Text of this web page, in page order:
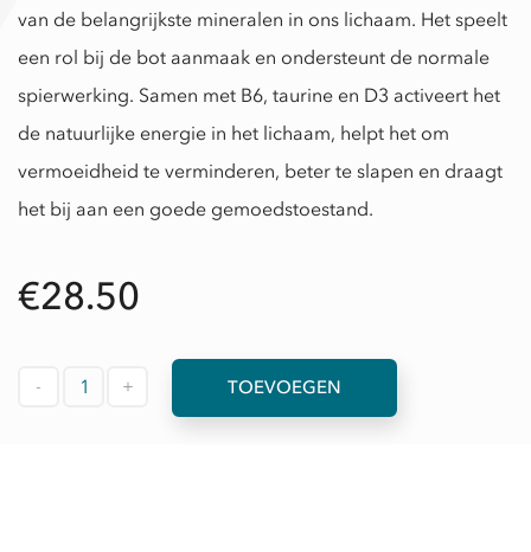
van de belangrijkste mineralen in ons lichaam. Het speelt
een rol bij de bot aanmaak en ondersteunt de normale
spierwerking. Samen met B6, taurine en D3 activeert het
de natuurlijke energie in het lichaam, helpt het om
vermoeidheid te verminderen, beter te slapen en draagt
het bij aan een goede gemoedstoestand.
€28.50
- + TOEVOEGEN